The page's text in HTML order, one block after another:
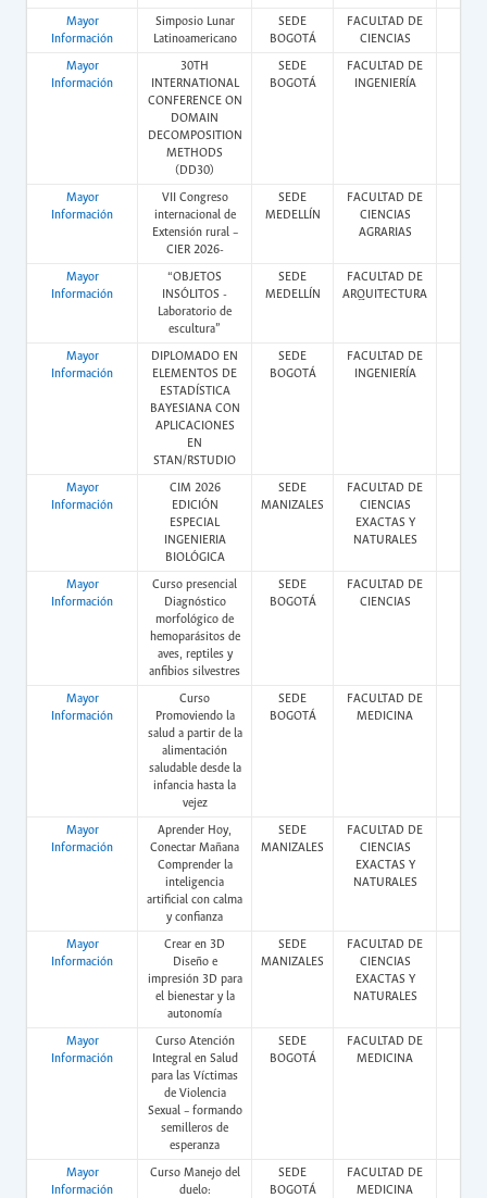
Mayor
Información
Simposio Lunar
Latinoamericano
SEDE
BOGOTÁ
FACULTAD DE
CIENCIAS
Mayor
Información
30TH
INTERNATIONAL
CONFERENCE ON
DOMAIN
DECOMPOSITION
METHODS
(DD30)
SEDE
BOGOTÁ
FACULTAD DE
INGENIERÍA
Mayor
Información
VII Congreso
internacional de
Extensión rural –
CIER 2026-
SEDE
MEDELLÍN
FACULTAD DE
CIENCIAS
AGRARIAS
Mayor
Información
“OBJETOS
INSÓLITOS -
Laboratorio de
escultura”
SEDE
MEDELLÍN
FACULTAD DE
ARQUITECTURA
Mayor
Información
DIPLOMADO EN
ELEMENTOS DE
ESTADÍSTICA
BAYESIANA CON
APLICACIONES
EN
STAN/RSTUDIO
SEDE
BOGOTÁ
FACULTAD DE
INGENIERÍA
Mayor
Información
CIM 2026
EDICIÓN
ESPECIAL
INGENIERIA
BIOLÓGICA
SEDE
MANIZALES
FACULTAD DE
CIENCIAS
EXACTAS Y
NATURALES
Mayor
Información
Curso presencial
Diagnóstico
morfológico de
hemoparásitos de
aves, reptiles y
anfibios silvestres
SEDE
BOGOTÁ
FACULTAD DE
CIENCIAS
Mayor
Información
Curso
Promoviendo la
salud a partir de la
alimentación
saludable desde la
infancia hasta la
vejez
SEDE
BOGOTÁ
FACULTAD DE
MEDICINA
Mayor
Información
Aprender Hoy,
Conectar Mañana
Comprender la
inteligencia
artificial con calma
y confianza
SEDE
MANIZALES
FACULTAD DE
CIENCIAS
EXACTAS Y
NATURALES
Mayor
Información
Crear en 3D
Diseño e
impresión 3D para
el bienestar y la
autonomía
SEDE
MANIZALES
FACULTAD DE
CIENCIAS
EXACTAS Y
NATURALES
Mayor
Información
Curso Atención
Integral en Salud
para las Víctimas
de Violencia
Sexual – formando
semilleros de
esperanza
SEDE
BOGOTÁ
FACULTAD DE
MEDICINA
Mayor
Información
Curso Manejo del
duelo:
SEDE
BOGOTÁ
FACULTAD DE
MEDICINA